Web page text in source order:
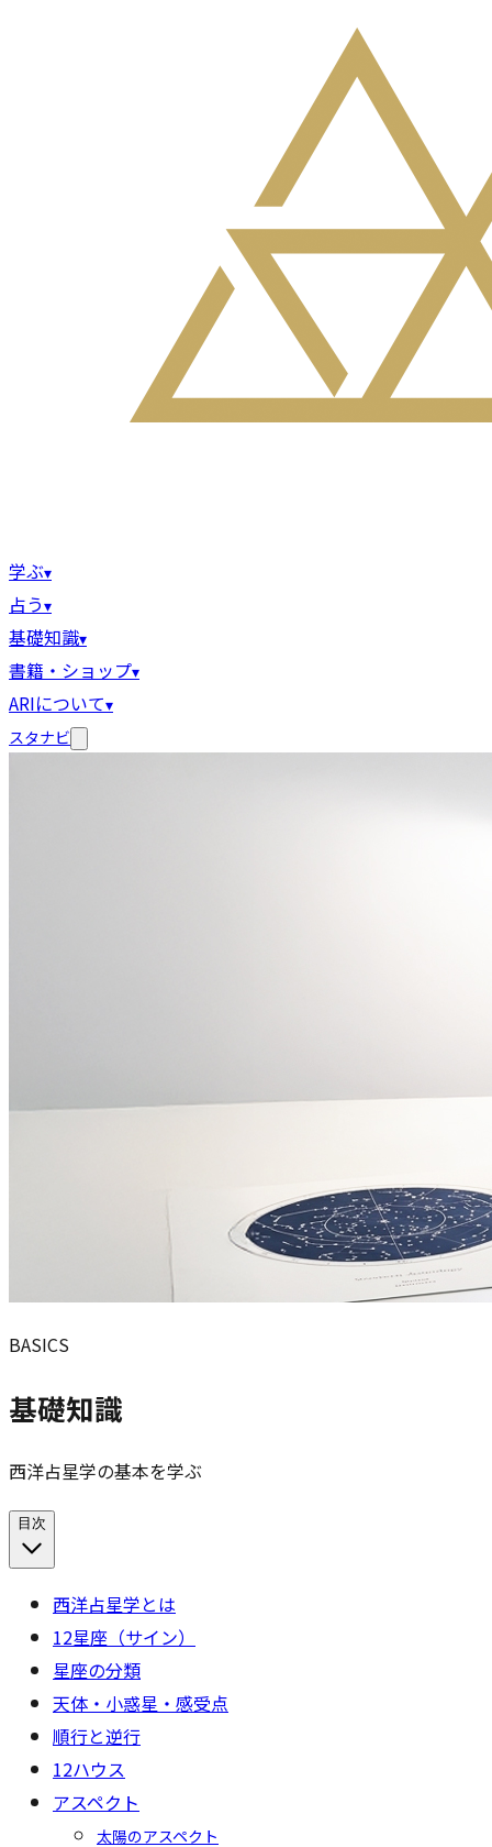
学ぶ▾
占う▾
基礎知識▾
書籍・ショップ▾
ARIについて▾
スタナビ
BASICS
基礎知識
西洋占星学の基本を学ぶ
目次
西洋占星学とは
12星座（サイン）
星座の分類
天体・小惑星・感受点
順行と逆行
12ハウス
アスペクト
太陽のアスペクト